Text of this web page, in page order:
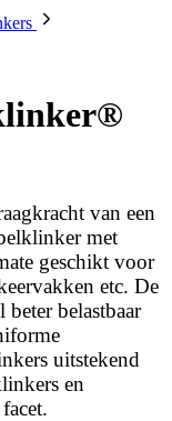
van een
met
geschikt voor
etc. De
belastbaar
uitstekend
en